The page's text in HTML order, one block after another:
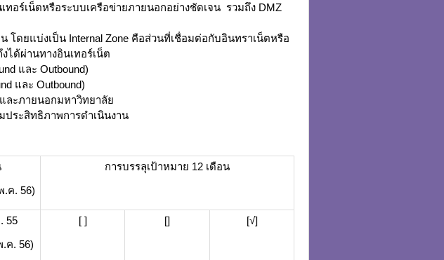
อร์เน็ตหรือระบบเครือข่ายภายนอกอย่างชัดเจน รวมถึง DMZ
โดยแบ่งเป็น Internal Zone คือส่วนที่เชื่อมต่อกับอินทราเน็ตหรือ
ได้ผ่านทางอินเทอร์เน็ต
และ Outbound)
และ Outbound)
และภายนอกมหาวิทยาลัย
ประสิทธิภาพการดำเนินงาน
.ค. 56)
การบรรลุเป้าหมาย 12 เดือน
55
.ค. 56)
[ ] [] [√]